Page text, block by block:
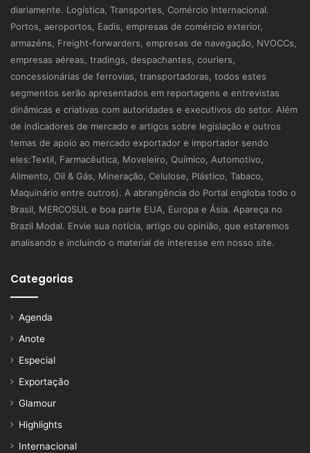
diariamente. Logística, Transportes, Comércio Internacional.
Portos, aeroportos, Eadis, empresas de comércio exterior,
armazéns, Freight-forwarders, empresas de navegação, NVOCCs,
empresas aéreas, tradings, despachantes, couriers,
concessionárias de ferrovias, transportadoras, todos estes
segmentos serão apresentados em reportagens e entrevistas
dinâmicas e criativas com autoridades e executivos do setor. Além
de indicadores de mercado e artigos sobre legislação e outros
temas de apoio ao mercado exportador e importador sendo
eles:Textil, Farmacêutica, Moveleiro, Químico, Automotivo,
Alimento, Oil & Gás, Mineração, Celulose, Plástico, Tabaco,
Maquinário entre outros). A abrangência do Portal engloba todo o
Brasil, MERCOSUL e boa parte EUA, Europa e Ásia. Apareça no
Brazil Modal. Envie sua notícia, artigo ou opinião, que estaremos
analisando e incluindo o material de interesse em nosso site.
Categorias
Agenda
Anote
Especial
Exportação
Glamour
Highlights
Internacional